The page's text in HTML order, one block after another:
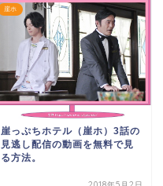
崖ホ
崖っぷちホテル（崖ホ）3話の
見逃し配信の動画を無料で見
る方法。